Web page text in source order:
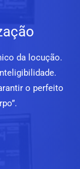
da locução.
o perfeito